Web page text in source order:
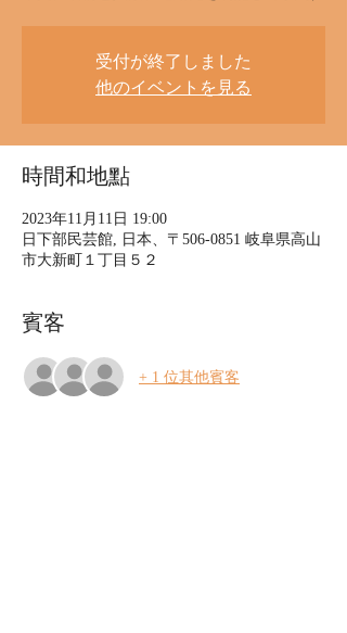
受付が終了しました
他のイベントを見る
時間和地點
2023年11月11日 19:00
日下部民芸館, 日本、〒506-0851 岐阜県高山
市大新町１丁目５２
賓客
+ 1 位其他賓客